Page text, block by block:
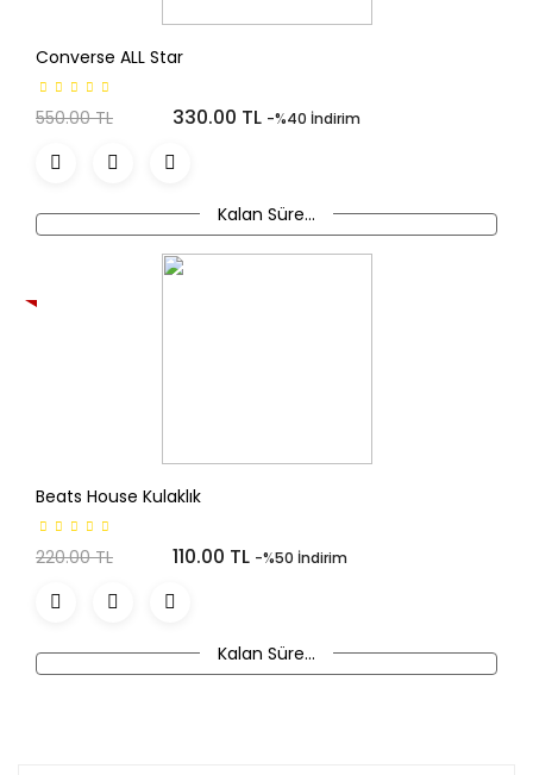
Converse ALL Star
550.00 TL 330.00 TL -%40 İndirim
Kalan Süre...
Beats House Kulaklık
220.00 TL 110.00 TL -%50 İndirim
Kalan Süre...